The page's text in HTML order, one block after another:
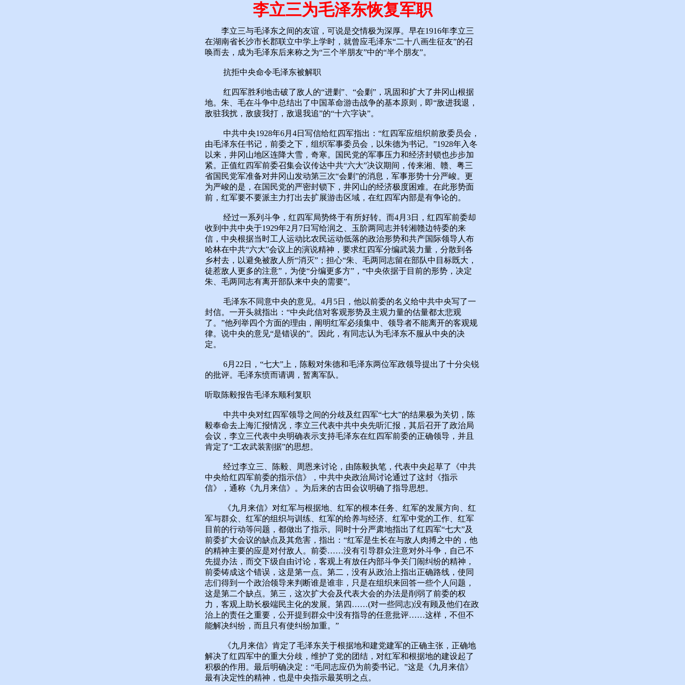
李立三为毛泽东恢复军职
李立三与毛泽东之间的友谊，可说是交情极为深厚。早在1916年李立三
在湖南省长沙市长郡联立中学上学时，就曾应毛泽东“二十八画生征友”的召
唤而去，成为毛泽东后来称之为“三个半朋友”中的“半个朋友”。
抗拒中央命令毛泽东被解职
红四军胜利地击破了敌人的“进剿”、“会剿”，巩固和扩大了井冈山根据
地。朱、毛在斗争中总结出了中国革命游击战争的基本原则，即“敌进我退，
敌驻我扰，敌疲我打，敌退我追”的“十六字诀”。
中共中央1928年6月4日写信给红四军指出：“红四军应组织前敌委员会，
由毛泽东任书记，前委之下，组织军事委员会，以朱德为书记。”1928年入冬
以来，井冈山地区连降大雪，奇寒。国民党的军事压力和经济封锁也步步加
紧。正值红四军前委召集会议传达中共“六大”决议期间，传来湘、赣、粤三
省国民党军准备对井冈山发动第三次“会剿”的消息，军事形势十分严峻。更
为严峻的是，在国民党的严密封锁下，井冈山的经济极度困难。在此形势面
前，红军要不要派主力打出去扩展游击区域，在红四军内部是有争论的。
经过一系列斗争，红四军局势终于有所好转。而4月3日，红四军前委却
收到中共中央于1929年2月7日写给润之、玉阶两同志并转湘赣边特委的来
信，中央根据当时工人运动比农民运动低落的政治形势和共产国际领导人布
哈林在中共“六大”会议上的演说精神，要求红四军分编武装力量，分散到各
乡村去，以避免被敌人所“消灭”；担心“朱、毛两同志留在部队中目标既大，
徒惹敌人更多的注意”，为使“分编更多方”，“中央依据于目前的形势，决定
朱、毛两同志有离开部队来中央的需要”。
毛泽东不同意中央的意见。4月5日，他以前委的名义给中共中央写了一
封信。一开头就指出：“中央此信对客观形势及主观力量的估量都太悲观
了。”他列举四个方面的理由，阐明红军必须集中、领导者不能离开的客观规
律。说中央的意见“是错误的”。因此，有同志认为毛泽东不服从中央的决
定。
6月22日，“七大”上，陈毅对朱德和毛泽东两位军政领导提出了十分尖锐
的批评。毛泽东愤而请调，暂离军队。
听取陈毅报告毛泽东顺利复职
中共中央对红四军领导之间的分歧及红四军“七大”的结果极为关切，陈
毅奉命去上海汇报情况，李立三代表中共中央先听汇报，其后召开了政治局
会议，李立三代表中央明确表示支持毛泽东在红四军前委的正确领导，并且
肯定了“工农武装割据”的思想。
经过李立三、陈毅、周恩来讨论，由陈毅执笔，代表中央起草了《中共
中央给红四军前委的指示信》，中共中央政治局讨论通过了这封《指示
信》，通称《九月来信》。为后来的古田会议明确了指导思想。
《九月来信》对红军与根据地、红军的根本任务、红军的发展方向、红
军与群众、红军的组织与训练、红军的给养与经济、红军中党的工作、红军
目前的行动等问题，都做出了指示。同时十分严肃地指出了红四军“七大”及
前委扩大会议的缺点及其危害，指出：“红军是生长在与敌人肉搏之中的，他
的精神主要的应是对付敌人。前委……没有引导群众注意对外斗争，自己不
先提办法，而交下级自由讨论，客观上有放任内部斗争关门闹纠纷的精神，
前委铸成这个错误，这是第一点。第二，没有从政治上指出正确路线，使同
志们得到一个政治领导来判断谁是谁非，只是在组织来回答一些个人问题，
这是第二个缺点。第三，这次扩大会及代表大会的办法是削弱了前委的权
力，客观上助长极端民主化的发展。第四……(对一些同志)没有顾及他们在政
治上的责任之重要，公开提到群众中没有指导的任意批评……这样，不但不
能解决纠纷，而且只有使纠纷加重。”
《九月来信》肯定了毛泽东关于根据地和建党建军的正确主张，正确地
解决了红四军中的重大分歧，维护了党的团结，对红军和根据地的建设起了
积极的作用。最后明确决定：“毛同志应仍为前委书记。”这是《九月来信》
最有决定性的精神，也是中央指示最英明之点。